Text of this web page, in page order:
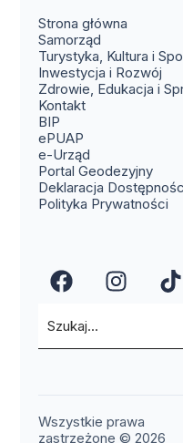
Strona główna
Samorząd
Turystyka, Kultura i
Inwestycja i Rozwój
Zdrowie, Edukacja i
Kontakt(otwiera się w
BIP
ePUAP
e-Urząd
Portal Geodezyjny
Deklaracja
Polityka Prywatności
(otwiera
Wszystkie prawa
zastrzeżone © 2026